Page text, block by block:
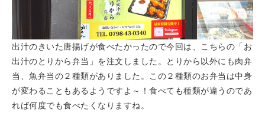
出汁のきいた唐揚げが食べたかったので今回は、こちらの「お
出汁のとりから弁当」を注文しました。とりから以外にも肉弁
当、魚弁当の２種類がありました。この２種類のお弁当は中身
が変わることもあるようですよ～！食べても種類が違うのであ
れば何度でも食べたくなりますね。